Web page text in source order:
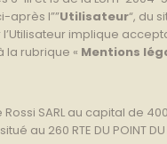
après l””Utilisateur“, du
implique
la rubrique « Mentions
Rossi SARL au capital
au 260 RTE DU POINT DU